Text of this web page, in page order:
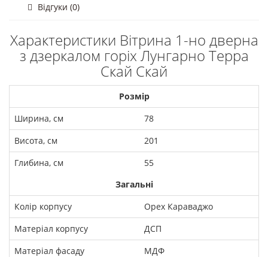
Відгуки (0)
Характеристики Вітрина 1-но дверна
з дзеркалом горіх Лунгарно Терра
Скай Скай
Розмір
Ширина, см
78
Висота, см
201
Глибина, см
55
Загальні
Колір корпусу
Орех Караваджо
Матеріал корпусу
ДСП
Матеріал фасаду
МДФ